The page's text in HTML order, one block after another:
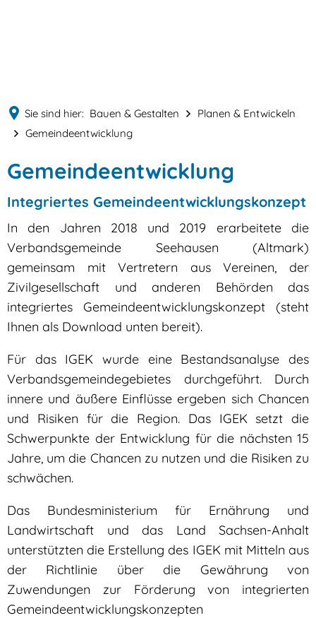
Sie sind hier: Bauen & Gestalten
Planen & Entwickeln
Gemeindeentwicklung
Gemeindeentwicklung
Gemeindeentwicklung
Integriertes Gemeindeentwicklungskonzept
In den Jahren 2018 und 2019 erarbeitete die
Verbandsgemeinde Seehausen (Altmark)
gemeinsam mit Vertretern aus Vereinen, der
Zivilgesellschaft und anderen Behörden das
integriertes Gemeindeentwicklungskonzept (steht
Ihnen als Download unten bereit).
Für das IGEK wurde eine Bestandsanalyse des
Verbandsgemeindegebietes durchgeführt. Durch
innere und äußere Einflüsse ergeben sich Chancen
und Risiken für die Region. Das IGEK setzt die
Schwerpunkte der Entwicklung für die nächsten 15
Jahre, um die Chancen zu nutzen und die Risiken zu
schwächen.
Das Bundesministerium für Ernährung und
Landwirtschaft und das Land Sachsen-Anhalt
unterstützten die Erstellung des IGEK mit Mitteln aus
der Richtlinie über die Gewährung von
Zuwendungen zur Förderung von integrierten
Gemeindeentwicklungskonzepten